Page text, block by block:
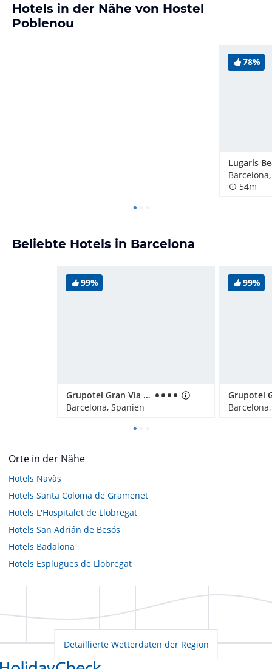
Hotels in der Nähe von Hostel
Poblenou
78%
Lugaris
54m
Beliebte Hotels in Barcelona
99%
Grupotel Gran Via 678
Barcelona, Spanien
99%
Grupotel
Orte in der Nähe
Hotels Navàs
Hotels Santa Coloma de Gramenet
Hotels L'Hospitalet de Llobregat
Hotels San Adrián de Besós
Hotels Badalona
Hotels Esplugues de Llobregat
Detaillierte Wetterdaten der Region